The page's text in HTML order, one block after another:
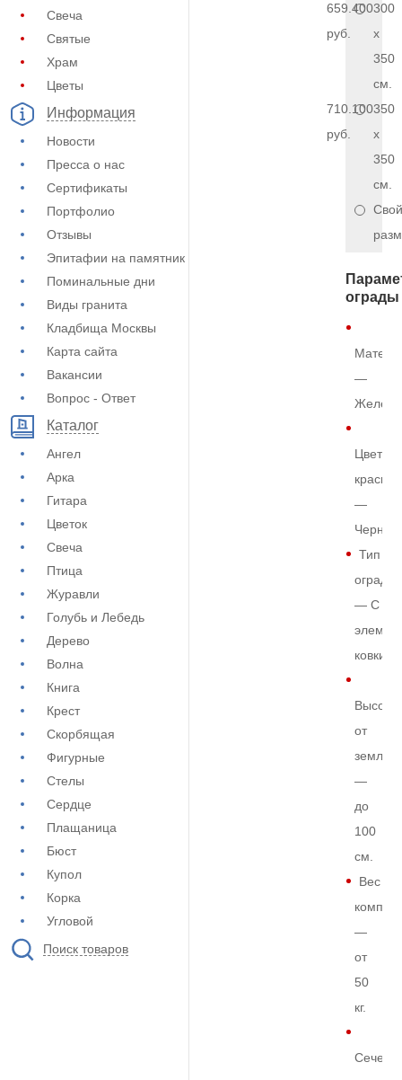
Свеча
Святые
Храм
Цветы
Информация
Новости
Пресса о нас
Сертификаты
Портфолио
Отзывы
Эпитафии на памятник
Поминальные дни
Виды гранита
Кладбища Москвы
Карта сайта
Вакансии
Вопрос - Ответ
Каталог
Ангел
Арка
Гитара
Цветок
Свеча
Птица
Журавли
Голубь и Лебедь
Дерево
Волна
Книга
Крест
Скорбящая
Фигурные
Стелы
Сердце
Плащаница
Бюст
Купол
Корка
Угловой
Поиск товаров
659.400
руб.
300
x
350
см.
710.100
руб.
350
x
350
см.
Свой
ограды
—
Железо
Цвет
краски
—
Черный
Тип
ограды
— С
ковки
Высота
от
земли
—
до
100
см.
Вес
—
от
50
кг.